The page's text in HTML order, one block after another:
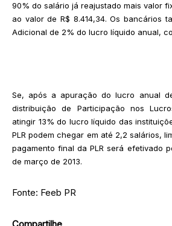
90% do salário já reajustado mais valor
ao valor de R$ 8.414,34. Os bancários
Adicional de 2% do lucro líquido anual,
Se, após a apuração do lucro anual
distribuição de Participação nos
atingir 13% do lucro líquido das
PLR podem chegar em até 2,2 salários,
pagamento final da PLR será efetivado
de março de 2013.
Fonte: Feeb PR